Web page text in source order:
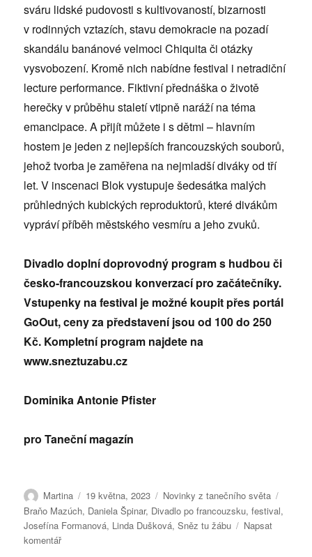
sváru lidské pudovosti s kultivovaností, bizarnosti
v rodinných vztazích, stavu demokracie na pozadí
skandálu banánové velmoci Chiquita či otázky
vysvobození. Kromě nich nabídne festival i netradiční
lecture performance. Fiktivní přednáška o životě
herečky v průběhu staletí vtipně naráží na téma
emancipace. A přijít můžete i s dětmi – hlavním
hostem je jeden z nejlepších francouzských souborů,
jehož tvorba je zaměřena na nejmladší diváky od tří
let. V inscenaci Blok vystupuje šedesátka malých
průhledných kubických reproduktorů, které divákům
vypráví příběh městského vesmíru a jeho zvuků.
Divadlo doplní doprovodný program s hudbou či
česko-francouzskou konverzací pro začátečníky.
Vstupenky na festival je možné koupit přes portál
GoOut, ceny za představení jsou od 100 do 250
Kč. Kompletní program najdete na
www.sneztuzabu.cz
Dominika Antonie Pfister
pro Taneční magazín
Autor:
Martina Publikováno:
19 května, 2023 Rubriky:
Novinky z tanečního světa
Braňo Mazúch, Daniela Špinar, Divadlo po francouzsku,festival,
Josefína Formanová, Linda Dušková,Sněz tu žábu
Napsat
komentářpro